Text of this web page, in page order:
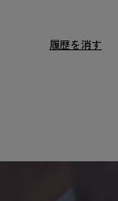
履歴を消す